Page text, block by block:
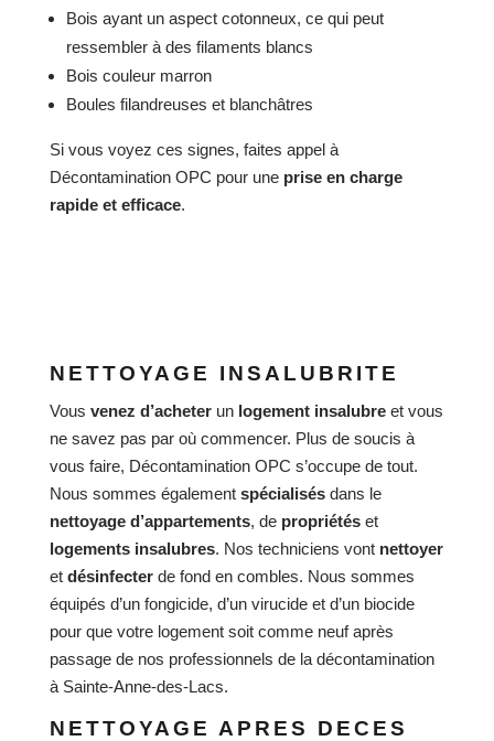
Bois ayant un aspect cotonneux, ce qui peut
ressembler à des filaments blancs
Bois couleur marron
Boules filandreuses et blanchâtres
Si vous voyez ces signes, faites appel à
Décontamination OPC pour une prise en charge
rapide et efficace.
NETTOYAGE INSALUBRITE
Vous venez d’acheterun logement insalubreet vous
ne savez pas par où commencer. Plus de soucis à
vous faire, Décontamination OPC s’occupe de tout.
Nous sommes également spécialisésdans le
nettoyage d’appartements, de propriétéset
logements insalubres. Nos techniciens vont nettoyer
et désinfecterde fond en combles. Nous sommes
équipés d’un fongicide, d’un virucide et d’un biocide
pour que votre logement soit comme neuf après
passage de nos professionnels de la décontamination
à Sainte-Anne-des-Lacs.
NETTOYAGE APRES DECES